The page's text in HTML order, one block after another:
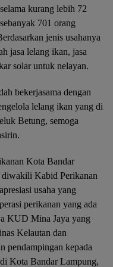
kurang lebih 72
701 orang
jenis usahanya
jasa lelang ikan, jasa
solar untuk nelayan.
bekerjasama dengan
lelang ikan yang di
Betung, semoga
Kota Bandar
Kabid Perikanan
usaha yang
perikanan yang ada
KUD Mina Jaya yang
Kelautan dan
pendampingan kepada
Kota Bandar Lampung,